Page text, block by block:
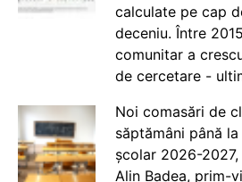
calculate pe cap
deceniu. Între
comunitar a
de cercetare -
Noi comasări de
săptămâni până
școlar 2026-
Alin Badea, prim-